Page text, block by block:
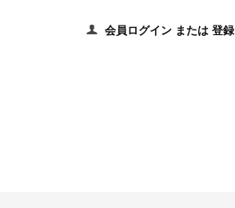
会員ログイン または登録